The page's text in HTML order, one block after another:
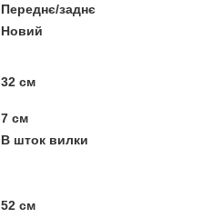
Переднє/заднє
Новий
32 см
7 см
В шток вилки
52 см